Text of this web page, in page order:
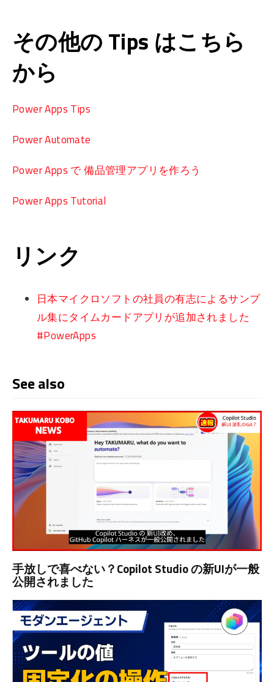
その他の Tips はこちら
から
Power Apps Tips
Power Automate
Power Apps で 備品管理アプリを作ろう
Power Apps Tutorial
リンク
日本マイクロソフトの社員の有志によるサンプ
ル集にタイムカードアプリが追加されました
#PowerApps
See also
手放しで喜べない？Copilot Studio の新UIが一般
公開されました